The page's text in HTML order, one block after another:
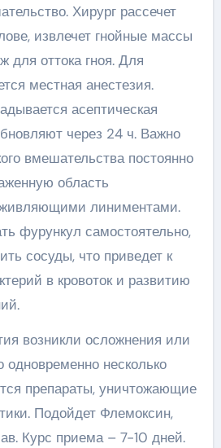
Хирург рассечет
извлечет гнойные массы
для оттока гноя. Для
местная анестезия.
асептическая
через 24 ч. Важно
вмешательства постоянно
область
линиментами.
фурункул самостоятельно,
сосуды, что приведет к
в кровоток и развитию
возникли осложнения или
одновременно несколько
препараты, уничтожающие
Подойдет Флемоксин,
Курс приема – 7-10 дней.